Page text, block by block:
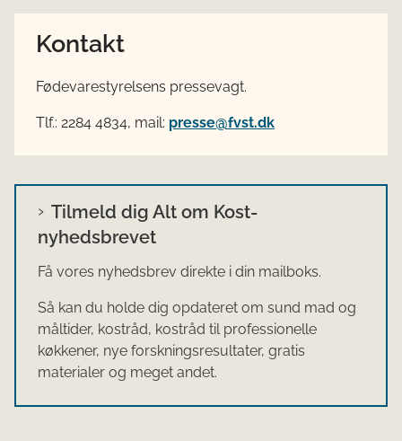
Kontakt
Fødevarestyrelsens pressevagt.
Tlf.: 2284 4834, mail: presse@fvst.dk
Tilmeld dig Alt om Kost-
nyhedsbrevet
Få vores nyhedsbrev direkte i din mailboks.
Så kan du holde dig opdateret om sund mad og
måltider, kostråd, kostråd til professionelle
køkkener, nye forskningsresultater, gratis
materialer og meget andet.